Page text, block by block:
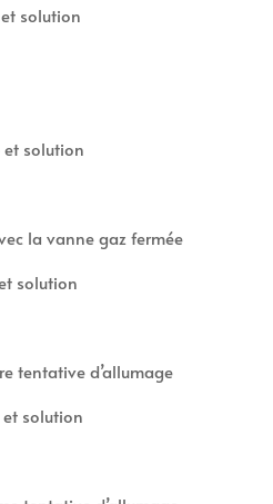
solution
et solution
la vanne gaz fermée
solution
tentative d’allumage
et solution